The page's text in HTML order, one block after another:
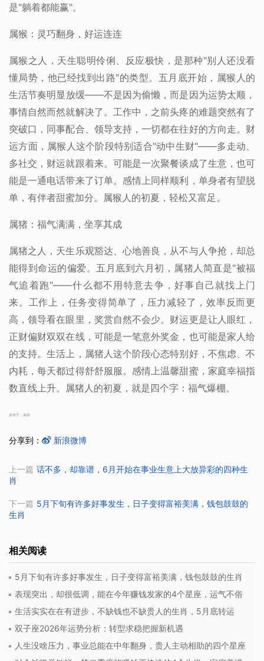
是"躺着都能赢"。
属猴：灵巧翻身，好运连连
属猴之人，天生聪明伶俐、反应极快，是那种"别人还没看
懂局势，他已经找到出路"的类型。五月底开始，属猴人的
生活节奏明显放缓——不是因为偷懒，而是因为运势太顺，
事情自然而然就解决了。工作中，之前头疼的难题突然有了
突破口，同事配合、领导支持，一切都在往好的方向走。财
运方面，属猴人这个阶段特别适合"动中生财"——多走动、
多社交，财运就跟着来。可能是一次聚餐谈成了生意，也可
能是一通电话带来了订单。感情上同样顺利，单身者有望脱
单，有伴者甜蜜加分。属猴人的初夏，轻松又富足。
属猪：福气满满，坐享其成
属猪之人，天生乐观豁达、心地善良，从不与人争抢，却总
能得到命运的偏爱。五月底到六月初，属猪人简直是"被福
气追着跑"——什么都不用特意去争，好事自己就找上门
来。工作上，任务变得简单了，压力减轻了，效率反而更
高，领导看在眼里，奖赏自然不会少。财运更是让人眼红，
正财偏财双双在线，可能是一笔意外奖金，也可能是家人给
的支持。生活上，属猪人这个阶段心态特别好，不焦虑、不
内耗，每天都过得舒舒服服。感情上温馨甜蜜，家庭幸福指
数直线上升。属猪人的初夏，就是四个字：福气爆棚。
发布于：海南
分享到： 新浪微博
上一篇 话不多，却靠谱，6月开始在事业生意上大放异彩的四种生
肖
下一篇 5月下旬有许多好事发生，日子变得富裕美满，钱包鼓鼓的
生肖
相关阅读
5月下旬有许多好事发生，日子变得富裕美满，钱包鼓鼓的生肖
表现突出，却很低调，能在今年赚钱发家的4个星座，运气不俗
生活实实在在有进步，不缺钱也不缺贵人的生肖，5月底转运
双子座2026年运势分析：转型求稳把握新机遇
人生没啥压力，事业总能在中年翻身，贵人主动相助的四个星座